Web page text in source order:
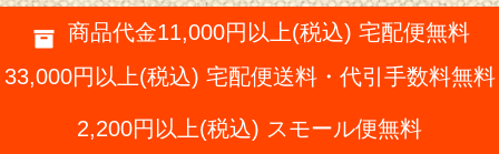
商品代金11,000円以上(税込) 宅配便無料
33,000円以上(税込) 宅配便送料・代引手数料無料
2,200円以上(税込) スモール便無料